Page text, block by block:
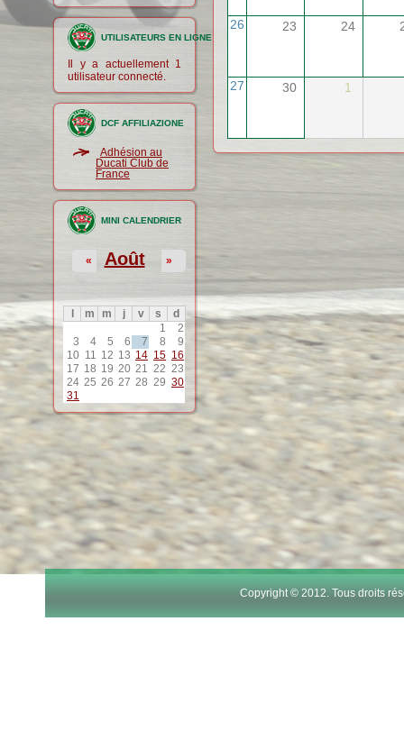
UTILISATEURS EN LIGNE
Il y a actuellement 1
utilisateur connecté.
DCF AFFILIAZIONE
Adhésion au
Ducati Club de
France
MINI CALENDRIER
Août
« »
m m j v s
d
1
2
3
4 5 6 7 8
9
10 11 12 13 14 15 16
17 18 19 20 21 22 23
24 25 26 27 28 29 30
31
26 23 24
27 30 1
Copyright © 2012. Tous droits